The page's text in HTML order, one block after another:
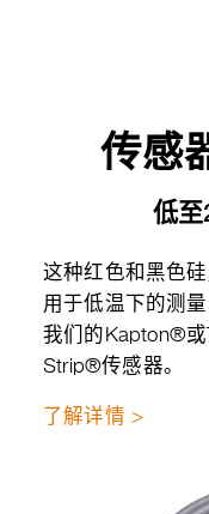
传感
低至
这种红色和黑色
用于低温下的测
我们的Kapton®
Strip®传感器。
了解详情 >